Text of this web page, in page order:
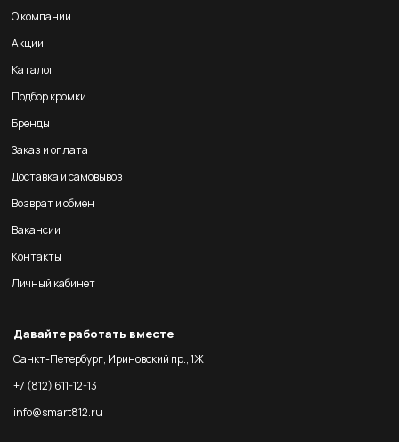
О компании
Акции
Каталог
Подбор кромки
Бренды
Заказ и оплата
Доставка и самовывоз
Возврат и обмен
Вакансии
Контакты
Личный кабинет
Давайте работать вместе
Санкт-Петербург, Ириновский пр., 1Ж
+7 (812) 611-12-13
info@smart812.ru